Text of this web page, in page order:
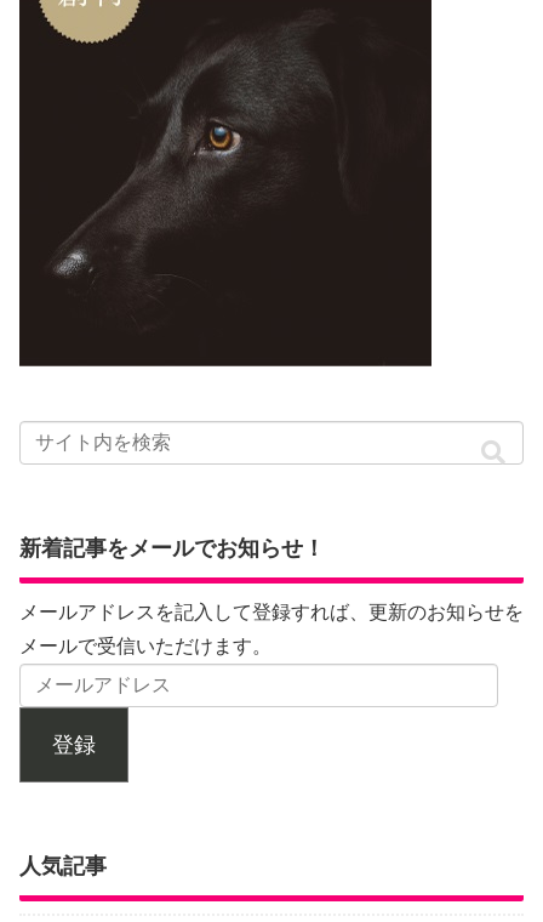
新着記事をメールでお知らせ！
メールアドレスを記入して登録すれば、更新のお知らせを
メールで受信いただけます。
登録
人気記事